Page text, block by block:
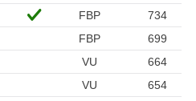
FBP
734
FBP
699
VU
664
VU
654